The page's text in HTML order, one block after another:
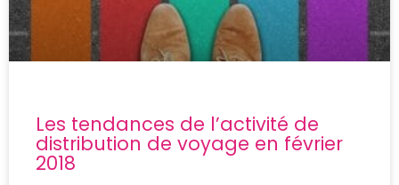
Les tendances de l’activité de
distribution de voyage en février
2018